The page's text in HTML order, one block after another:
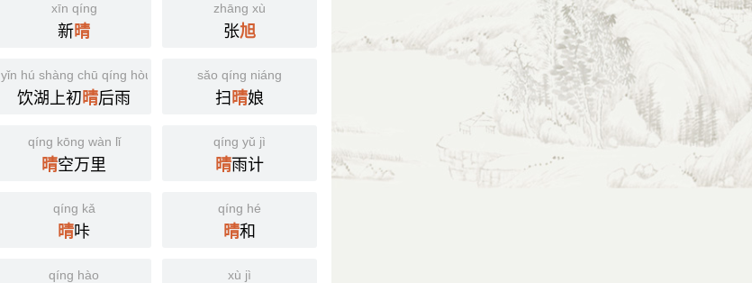
xīn qíng
新晴
zhāng xù
张旭
yǐn hú shàng chū qíng hòu yǔ
饮湖上初晴后雨
sǎo qíng niáng
扫晴娘
qíng kōng wàn lǐ
晴空万里
qíng yǔ jì
晴雨计
qíng kǎ
晴咔
qíng hé
晴和
qíng hào xù jì